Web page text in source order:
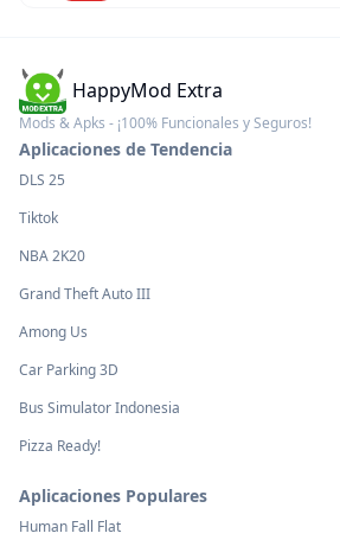
HappyMod Extra
Mods & Apks - ¡100% Funcionales y Seguros!
Aplicaciones de Tendencia
DLS 25
Tiktok
NBA 2K20
Grand Theft Auto III
Among Us
Car Parking 3D
Bus Simulator Indonesia
Pizza Ready!
Aplicaciones Populares
Human Fall Flat